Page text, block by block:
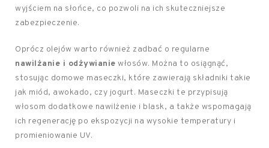
wyjściem na słońce, co pozwoli na ich skuteczniejsze
zabezpieczenie.
Oprócz olejów warto również zadbać o regularne
nawilżanie i odżywianie włosów. Można to osiągnąć,
stosując domowe maseczki, które zawierają składniki takie
jak miód, awokado, czy jogurt. Maseczki te przypisują
włosom dodatkowe nawilżenie i blask, a także wspomagają
ich regenerację po ekspozycji na wysokie temperatury i
promieniowanie UV.